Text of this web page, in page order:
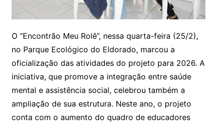
O “Encontrão Meu Rolê”, nessa quarta-feira (25/2),
no Parque Ecológico do Eldorado, marcou a
oficialização das atividades do projeto para 2026. A
iniciativa, que promove a integração entre saúde
mental e assistência social, celebrou também a
ampliação de sua estrutura. Neste ano, o projeto
conta com o aumento do quadro de educadores